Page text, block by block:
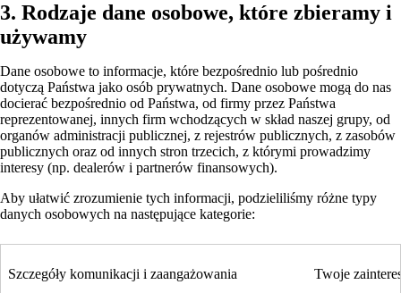
3. Rodzaje dane osobowe, które zbieramy i
używamy
Dane osobowe to informacje, które bezpośrednio lub pośrednio
dotyczą Państwa jako osób prywatnych. Dane osobowe mogą do nas
docierać bezpośrednio od Państwa, od firmy przez Państwa
reprezentowanej, innych firm wchodzących w skład naszej grupy, od
organów administracji publicznej, z rejestrów publicznych, z zasobów
publicznych oraz od innych stron trzecich, z którymi prowadzimy
interesy (np. dealerów i partnerów finansowych).
Aby ułatwić zrozumienie tych informacji, podzieliliśmy różne typy
danych osobowych na następujące kategorie:
Szczegóły komunikacji i zaangażowania Twoje